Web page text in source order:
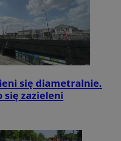
się diametralnie.
się zazieleni